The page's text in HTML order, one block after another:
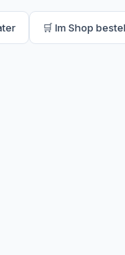
🛒 Im Shop